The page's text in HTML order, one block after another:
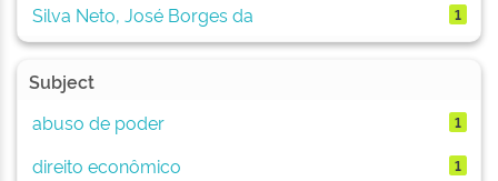
Silva Neto, José Borges da
1
Subject
abuso de poder
1
direito econômico 1